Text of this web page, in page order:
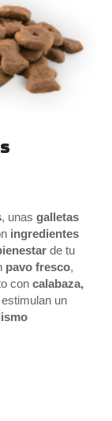
, unasgalletas
ingredientes
de tu
pavo fresco,
concalabaza,
un